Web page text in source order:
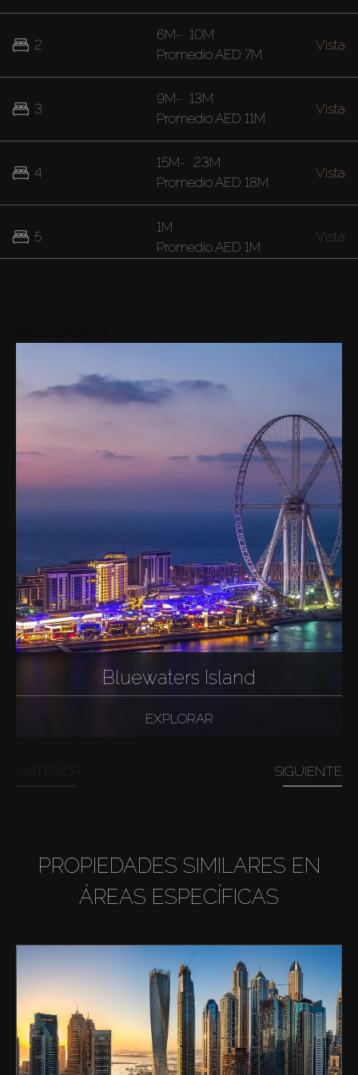
2
3
4
5
6M- 10M
PromedioAED 7M
Vista
9M- 13M
PromedioAED 11M
Vista
15M- 23M
PromedioAED 18M
Vista
1M
Promedio AED 1M
Vista
Bluewaters Island
EXPLORAR
SIGUIENTE
PROPIEDADES SIMILARES EN
ÁREAS ESPECÍFICAS